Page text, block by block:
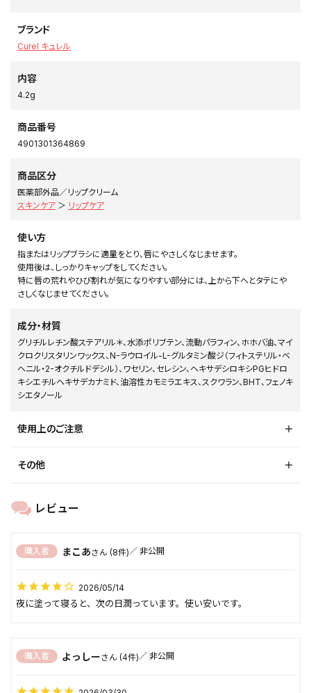
ブランド
Curel キュレル
内容
4.2g
商品番号
4901301364869
商品区分
医薬部外品／リップクリーム
スキンケア ＞ リップケア
使い方
指またはリップブラシに適量をとり、唇にやさしくなじませます。
使用後は、しっかりキャップをしてください。
特に唇の荒れやひび割れが気になりやすい部分には、上から下へとタテにや
さしくなじませてください。
成分・材質
グリチルレチン酸ステアリル＊、水添ポリブテン、流動パラフィン、ホホバ油、マイ
クロクリスタリンワックス、N-ラウロイル-L-グルタミン酸ジ（フィトステリル・ベ
ヘニル・2-オクチルドデシル）、ワセリン、セレシン、ヘキサデシロキシPGヒドロ
キシエチルヘキサデカナミド、油溶性カモミラエキス、スクワラン、BHT、フェノキ
シエタノール
使用上のご注意
その他
まこあ 8
購入者 非公開
2026/05/14
夜に塗って寝ると、次の日潤っています。使い安いです。
よっしー 4
購入者 非公開